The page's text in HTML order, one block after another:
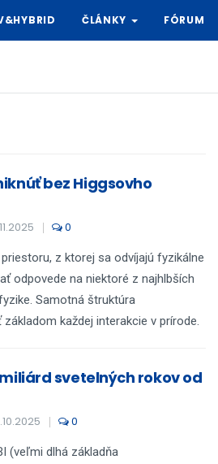
ČLÁNKY FÓRUM
bez Higgsovho
0
z ktorej sa odvíjajú fyzikálne
odpovede na niektoré z najhlbších
Samotná štruktúra
každej interakcie v prírode.
svetelných rokov od
0
(veľmi dlhá základňa